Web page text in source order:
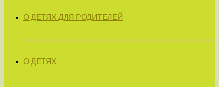
О ДЕТЯХ ДЛЯ РОДИТЕЛЕЙ
О ДЕТЯХ